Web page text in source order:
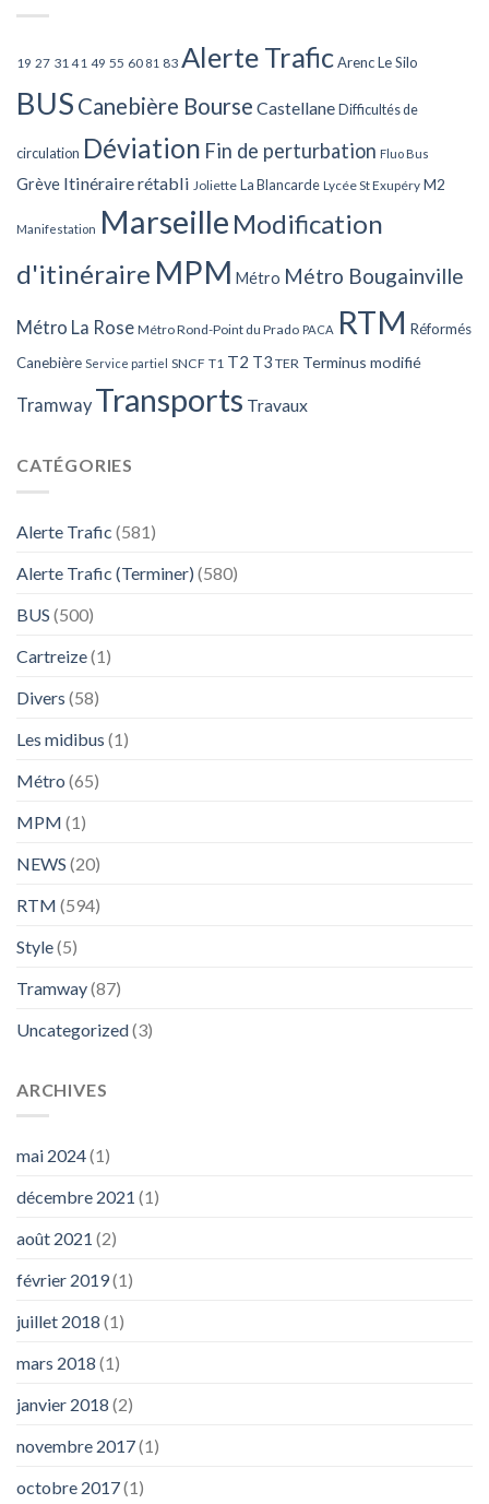
19 27 31 41 49 55 60 81 83 Alerte TraficArenc Le Silo
BUS Canebière Bourse Castellane Difficultés de
circulation Déviation Fin de perturbation Fluo Bus
Grève Itinéraire rétabli Joliette La Blancarde Lycée St Exupéry M2
Manifestation Marseille Modification
d'itinéraire MPM Métro Métro Bougainville
Métro La Rose Métro Rond-Point du Prado PACA RTM Réformés
Canebière Service partiel SNCF T1 T2 T3 TER Terminus modifié
Tramway Transports Travaux
CATÉGORIES
Alerte Trafic (581)
Alerte Trafic (Terminer) (580)
BUS (500)
Cartreize(1)
Divers (58)
Les midibus (1)
Métro (65)
MPM (1)
NEWS (20)
RTM (594)
Style(5)
Tramway(87)
Uncategorized(3)
ARCHIVES
mai 2024(1)
décembre 2021 (1)
août 2021 (2)
février 2019(1)
juillet 2018 (1)
mars 2018 (1)
janvier 2018 (2)
novembre 2017(1)
octobre 2017(1)